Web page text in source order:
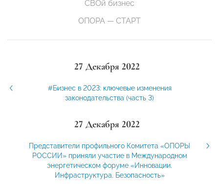
СВОй бизнес
ОПОРА — СТАРТ
27 Декабря 2022
#Бизнес в 2023: ключевые изменения
законодательства (часть 3)
27 Декабря 2022
Представители профильного Комитета «ОПОРЫ
РОССИИ» приняли участие в Международном
энергетическом форуме «Инновации.
Инфраструктура. Безопасность»